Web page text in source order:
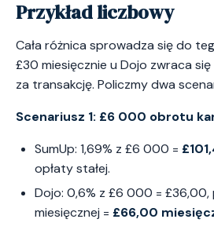
Przykład liczbowy
Cała różnica sprowadza się do
£30 miesięcznie u Dojo zwraca
za transakcję. Policzmy dwa
Scenariusz 1: £6 000 obrotu
SumUp: 1,69% z £6 000 =
opłaty stałej.
Dojo: 0,6% z £6 000 = £36,00,
miesięcznej = £66,00